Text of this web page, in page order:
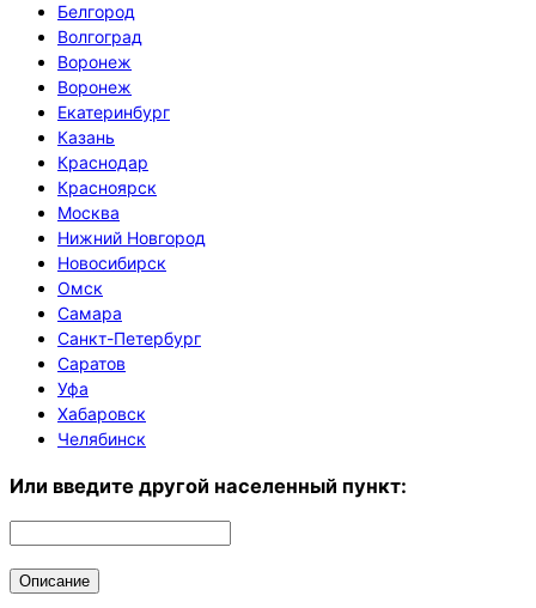
Белгород
Волгоград
Воронеж
Воронеж
Екатеринбург
Казань
Краснодар
Красноярск
Москва
Нижний Новгород
Новосибирск
Омск
Самара
Санкт-Петербург
Саратов
Уфа
Хабаровск
Челябинск
Или введите другой населенный пункт:
Описание